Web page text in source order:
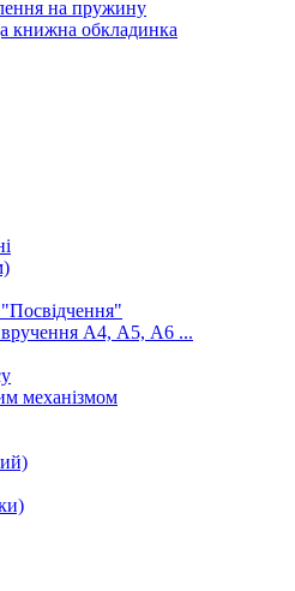
на пружину
книжна обкладинка
А4, А5, А6 ...
механізмом